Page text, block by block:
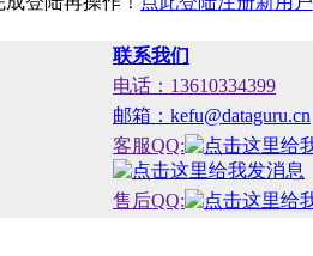
联系我们
电话：13610334399
邮箱：kefu@dataguru.cn
客服QQ:
售后QQ: